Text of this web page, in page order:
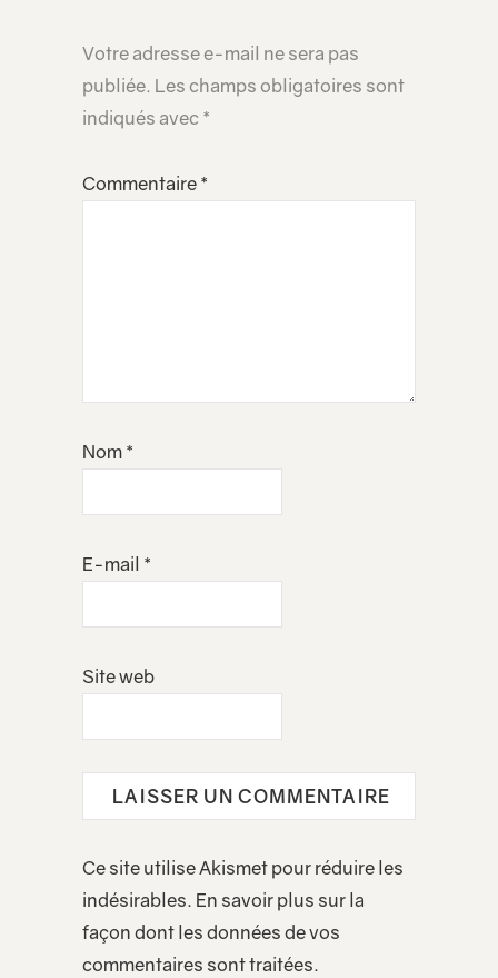
Votre adresse e-mail ne sera pas
publiée. Les champs obligatoires sont
indiqués avec *
Commentaire *
Nom *
E-mail *
Site web
Ce site utilise Akismet pour réduire les
indésirables. En savoir plus sur la
façon dont les données de vos
commentaires sont traitées.